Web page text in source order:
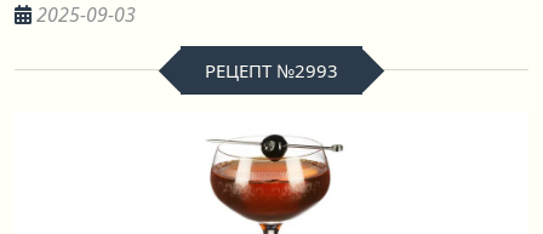
2025-09-03
РЕЦЕПТ №2993